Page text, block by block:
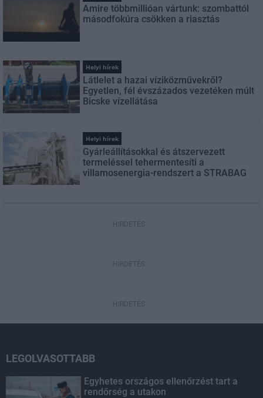
Amire többmillióan vártunk: szombattól
másodfokúra csökken a riasztás
Helyi hírek
Látlelet a hazai víziközművekről?
Egyetlen, fél évszázados vezetéken múlt
Bicske vízellátása
Helyi hírek
Gyárleállításokkal és átszervezett
termeléssel tehermentesíti a
villamosenergia-rendszert a STRABAG
HIRDETÉS
HIRDETÉS
HIRDETÉS
LEGOLVASOTTABB
Egyhetes országos ellenőrzést tart a
rendőrség a utakon